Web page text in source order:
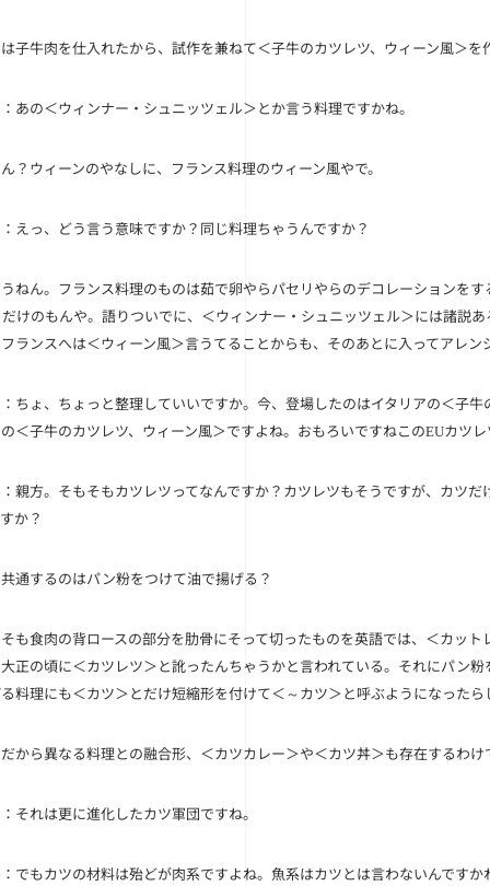
子牛肉を仕入れたから、試作を兼ねて＜子牛のカツレツ、ウィーン風＞を
：あの＜ウィンナー・シュニッツェル＞とか言う料理ですかね。
？ウィーンのやなしに、フランス料理のウィーン風やで。
：えっ、どう言う意味ですか？同じ料理ちゃうんですか？
ねん。フランス料理のものは茹で卵やらパセリやらのデコレーションを
けのもんや。語りついでに、＜ウィンナー・シュニッツェル＞には諸説
ランスへは＜ウィーン風＞言うてることからも、そのあとに入ってアレン
：ちょ、ちょっと整理していいですか。今、登場したのはイタリアの＜子
＜子牛のカツレツ、ウィーン風＞ですよね。おもろいですねこのEUカツ
：親方。そもそもカツレツってなんですか？カツレツもそうですが、カツ
か？
通するのはパン粉をつけて油で揚げる？
も食肉の背ロースの部分を肋骨にそって切ったものを英語では、＜カッ
正の頃に＜カツレツ＞と訛ったんちゃうかと言われている。それにパン
料理にも＜カツ＞とだけ短縮形を付けて＜～カツ＞と呼ぶようになったら
から異なる料理との融合形、＜カツカレー＞や＜カツ丼＞も存在するわけ
：それは更に進化したカツ軍団ですね。
：でもカツの材料は殆どが肉系ですよね。魚系はカツとは言わないんですか